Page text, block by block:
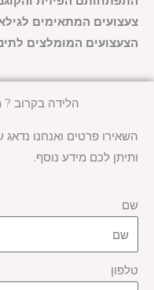
הלידה בקרוב
השאירו פרטים ואנחנו
ותיתן לכם מידע נוסף.
שם
טלפון
צעצועים המתאימים
הצעצועים המומלצים לתינוקות